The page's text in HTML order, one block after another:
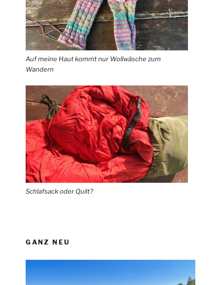
Auf meine Haut kommt nur Wollwäsche zum
Wandern
Schlafsack oder Quilt?
GANZ NEU